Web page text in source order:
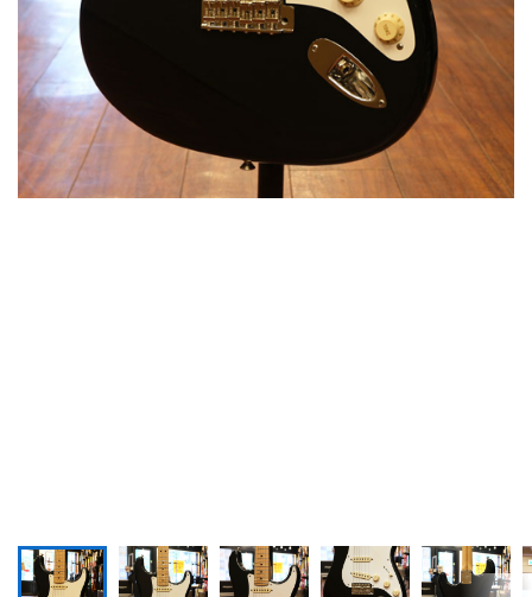
アンプ エフェクター
DTM